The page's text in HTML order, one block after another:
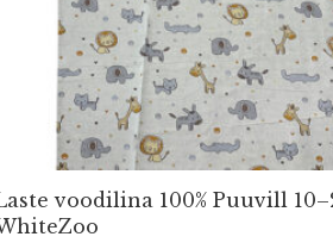
voodilina 100% Puuvill